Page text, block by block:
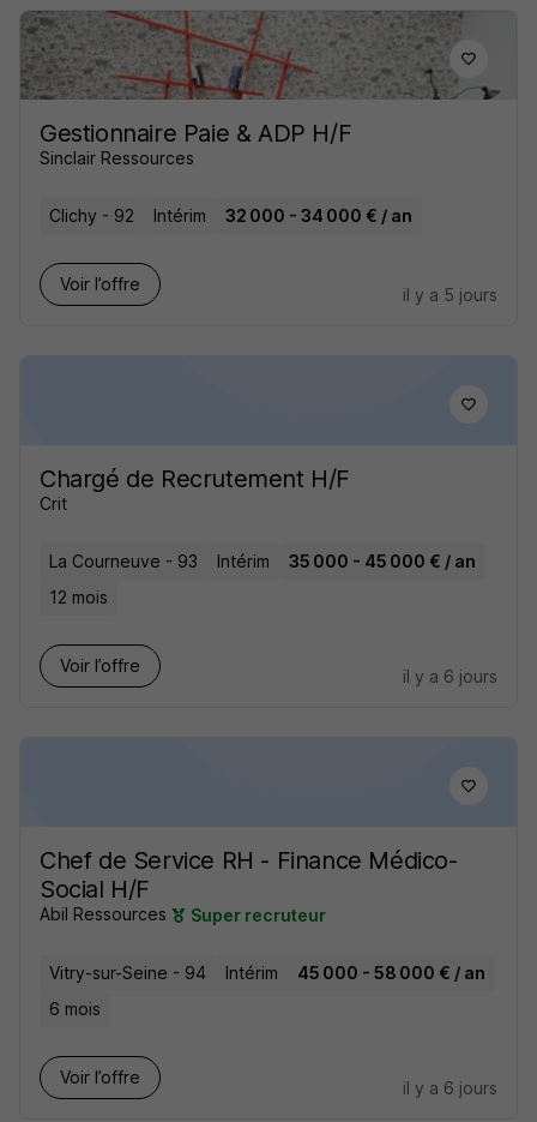
Gestionnaire Paie & ADP H/F
Sinclair Ressources
Clichy - 92 Intérim 32 000 - 34 000 € / an
Voir l’offre
il y a 5 jours
Chargé de Recrutement H/F
Crit
La Courneuve - 93 Intérim
35 000 - 45 000 € / an
12 mois
Voir l’offre
il y a 6 jours
Chef de Service RH - Finance Médico-
Social H/F
Abil Ressources Super recruteur
Vitry-sur-Seine - 94 Intérim
45 000 - 58 000 € / an
6 mois
Voir l’offre
il y a 6 jours